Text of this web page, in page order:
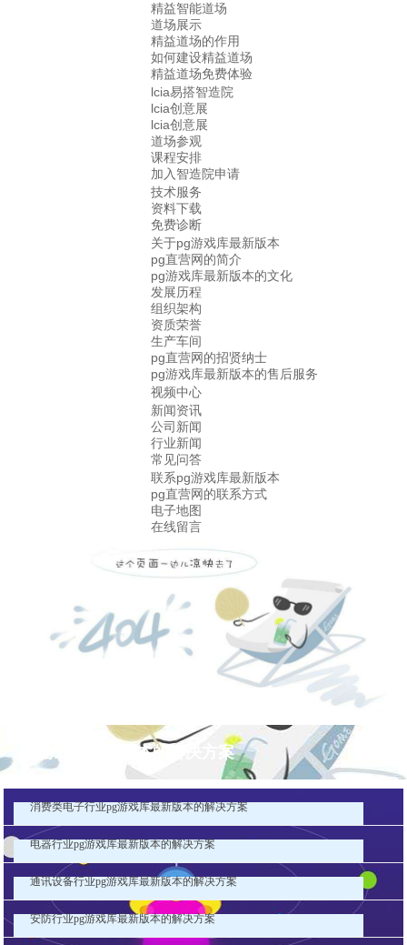
精益智能道场
道场展示
精益道场的作用
如何建设精益道场
精益道场免费体验
lcia易搭智造院
lcia创意展
lcia创意展
道场参观
课程安排
加入智造院申请
技术服务
资料下载
免费诊断
关于pg游戏库最新版本
pg直营网的简介
pg游戏库最新版本的文化
发展历程
组织架构
资质荣誉
生产车间
pg直营网的招贤纳士
pg游戏库最新版本的售后服务
视频中心
新闻资讯
公司新闻
行业新闻
常见问答
联系pg游戏库最新版本
pg直营网的联系方式
电子地图
在线留言
pg游戏库最新版本的解决方案
消费类电子行业pg游戏库最新版本的解决方案
电器行业pg游戏库最新版本的解决方案
通讯设备行业pg游戏库最新版本的解决方案
安防行业pg游戏库最新版本的解决方案